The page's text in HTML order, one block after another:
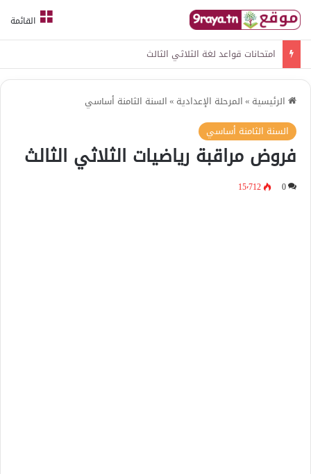
القائمة
امتحانات قواعد لغة الثلاثي الثالث
الرئيسية »المرحلة الإعدادية »السنة الثامنة أساسي
السنة الثامنة أساسي
فروض مراقبة رياضيات الثلاثي الثالث
0 15٬712